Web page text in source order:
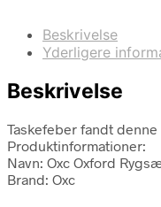
Beskrivelse
Yderligere
Beskrivelse
Taskefeber fandt
Produktinformationer:
Navn: Oxc Oxford
Brand: Oxc